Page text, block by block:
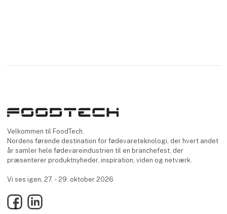
Velkommen til FoodTech.
Nordens førende destination for fødevareteknologi, der hvert andet
år samler hele fødevareindustrien til en branchefest, der
præsenterer produktnyheder, inspiration, viden og netværk.
Vi ses igen, 27. - 29. oktober 2026
FacebookLinkedIn